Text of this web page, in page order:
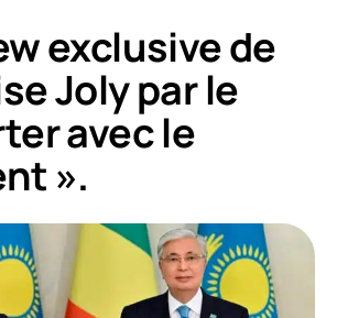
exclusive de
Joly par le
avec le
».